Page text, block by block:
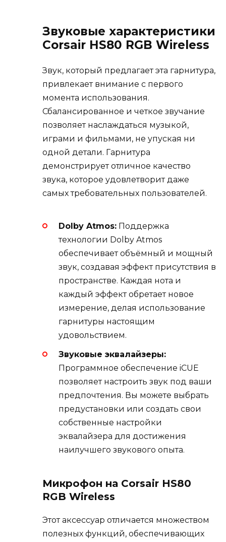
Звуковые характеристики
Corsair HS80 RGB Wireless
Звук, который предлагает эта гарнитура,
привлекает внимание с первого
момента использования.
Сбалансированное и четкое звучание
позволяет наслаждаться музыкой,
играми и фильмами, не упуская ни
одной детали. Гарнитура
демонстрирует отличное качество
звука, которое удовлетворит даже
самых требовательных пользователей.
Dolby Atmos: Поддержка
технологии Dolby Atmos
обеспечивает объёмный и мощный
звук, создавая эффект присутствия в
пространстве. Каждая нота и
каждый эффект обретает новое
измерение, делая использование
гарнитуры настоящим
удовольствием.
Звуковые эквалайзеры:
Программное обеспечение iCUE
позволяет настроить звук под ваши
предпочтения. Вы можете выбрать
предустановки или создать свои
собственные настройки
эквалайзера для достижения
наилучшего звукового опыта.
Микрофон на Corsair HS80
RGB Wireless
Этот аксессуар отличается множеством
полезных функций, обеспечивающих